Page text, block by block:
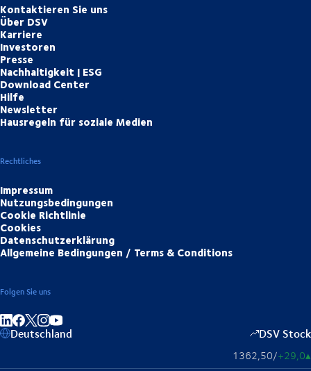
Kontaktieren Sie uns
Über DSV
Karriere
Investoren
Presse
Nachhaltigkeit | ESG
Download Center
Hilfe
Newsletter
Hausregeln für soziale Medien
Rechtliches
Impressum
Nutzungsbedingungen
Cookie Richtlinie
Cookies
Datenschutzerklärung
Allgemeine Bedingungen / Terms & Conditions
Folgen Sie uns
Auf LinkedIn teilen
Auf Facebook teilen
Auf Instagram teilen
Auf YouTube teilen
Deutschland DSV Stock
1362,50/+29,0▴